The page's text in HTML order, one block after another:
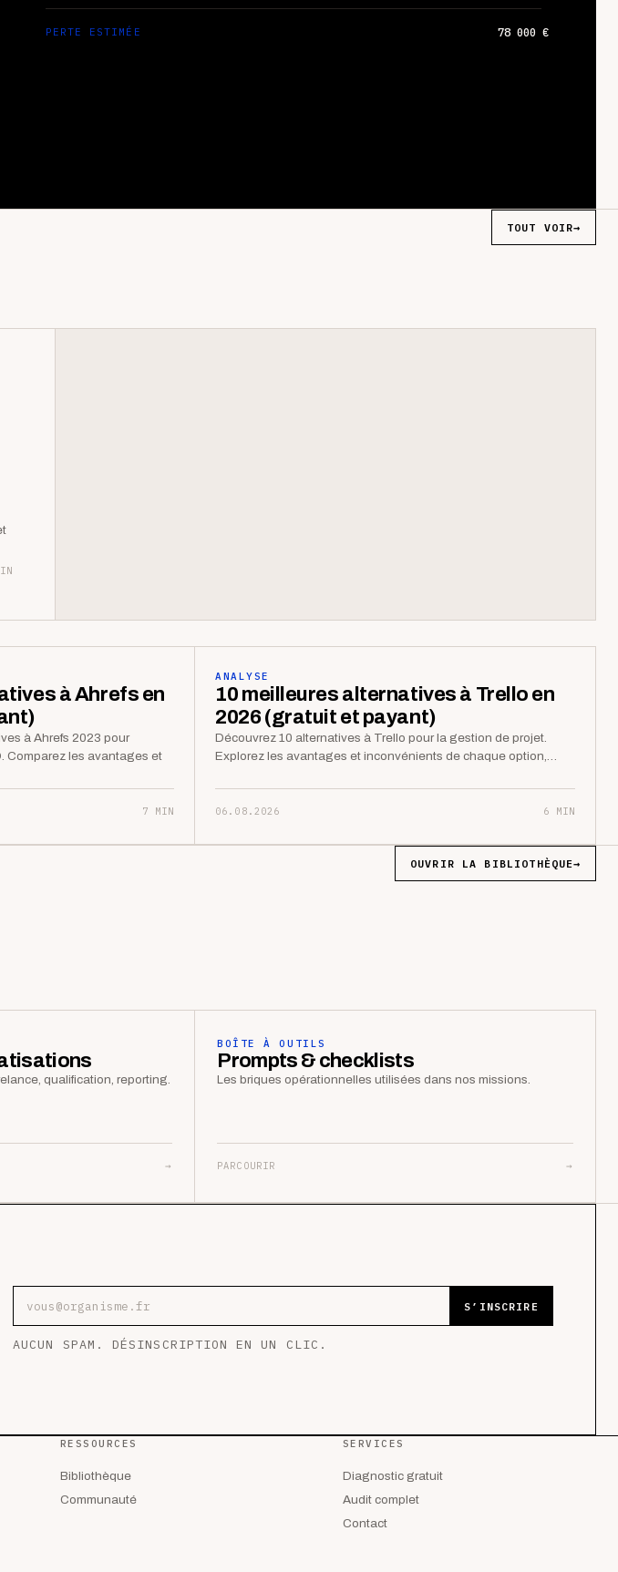
PERTE ESTIMÉE 78 000 €
TOUT VOIR→
à Ahrefs en
à Ahrefs 2023 pour
Comparez les avantages et
7 MIN
ANALYSE
10 meilleures alternatives à Trello en
2026 (gratuit et payant)
Découvrez 10 alternatives à Trello pour la gestion de projet.
Explorez les avantages et inconvénients de chaque option,…
06.08.2026 6 MIN
OUVRIR LA BIBLIOTHÈQUE→
qualification, reporting.
→
BOÎTE À OUTILS
Prompts & checklists
Les briques opérationnelles utilisées dans nos missions.
PARCOURIR →
S’INSCRIRE
AUCUN SPAM. DÉSINSCRIPTION EN UN CLIC.
RESSOURCES
Bibliothèque
Communauté
SERVICES
Diagnostic gratuit
Audit complet
Contact